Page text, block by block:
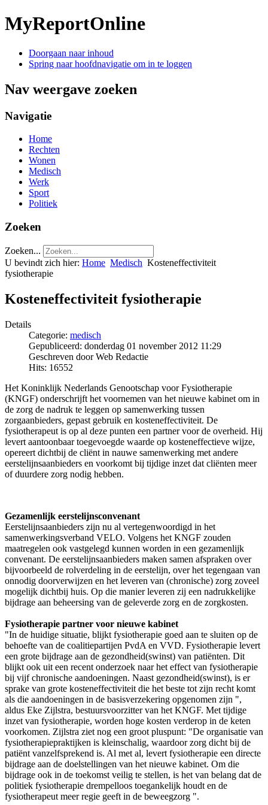
MyReportOnline
Doorgaan naar inhoud
Spring naar hoofdnavigatie om in te loggen
Nav weergave zoeken
Navigatie
Home
Rechten
Wonen
Medisch
Werk
Sport
Politiek
Zoeken
Zoeken...
U bevindt zich hier: Home Medisch Kosteneffectiviteit
fysiotherapie
Kosteneffectiviteit fysiotherapie
Details
Categorie: medisch
Gepubliceerd: donderdag 01 november 2012 11:29
Geschreven door Web Redactie
Hits: 16552
Het Koninklijk Nederlands Genootschap voor Fysiotherapie
(KNGF) onderschrijft het voornemen van het nieuwe kabinet om in
de zorg de nadruk te leggen op samenwerking tussen
zorgaanbieders, gepast gebruik en kosteneffectiviteit. De
fysiotherapeut is op al deze punten een partner voor de overheid. Hij
levert aantoonbaar toegevoegde waarde op kosteneffectieve wijze,
opereert dichtbij de cliënt in nauwe samenwerking met andere
eerstelijnsaanbieders en voorkomt bij tijdige inzet dat cliënten meer
of duurdere zorg nodig hebben.
Gezamenlijk eerstelijnsconvenant
Eerstelijnsaanbieders zijn nu al vertegenwoordigd in het
samenwerkingsverband VELO. Volgens het KNGF zouden
maatregelen ook vastgelegd kunnen worden in een gezamenlijk
convenant. De eerstelijnsaanbieders maken samen afspraken over
bijvoorbeeld de rolverdeling in de eerstelijn, over het tegengaan van
onnodig doorverwijzen en het leveren van (chronische) zorg zoveel
mogelijk dichtbij huis. Op die manier leveren zij een nadrukkelijke
bijdrage aan beheersing van de geleverde zorg en de zorgkosten.
Fysiotherapie partner voor nieuwe kabinet
"In de huidige situatie, blijkt fysiotherapie goed aan te sluiten op de
behoefte van de coalitiepartijen PvdA en VVD. Fysiotherapie levert
een grote bijdrage aan de gezondheid(swinst) van patiënten. Dit
blijkt ook uit een recent onderzoek naar het effect van fysiotherapie
bij vijf chronische aandoeningen. Naast gezondheid(swinst), is er
sprake van grote kosteneffectiviteit die het beste tot zijn recht komt
als die aandoeningen in de basisverzekering opgenomen zijn ",
aldus Eke Zijlstra, bestuursvoorzitter van het KNGF. Met tijdige
inzet van fysiotherapie, worden hoge kosten verderop in de keten
voorkomen. Zijlstra ziet nog een groot pluspunt: "De organisatie van
fysiotherapiepraktijken is kleinschalig, waardoor zorg dicht bij de
patiënt vanzelfsprekend is. Al met al, levert fysiotherapie een directe
bijdrage aan de doelstellingen van het nieuwe kabinet. Om die
bijdrage ook in de toekomst veilig te stellen, is het van belang dat de
politiek fysiotherapie drempelloos toegankelijk houdt en de
fysiotherapeut meer regie geeft in de beweegzorg ".